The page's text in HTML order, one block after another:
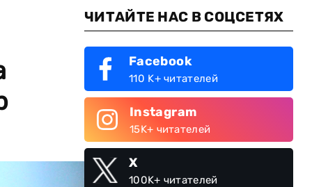
ЧИТАЙТЕ НАС В СОЦСЕТЯХ
Facebook
110 K+ читателей
Instagram
15K+ читателей
X
100K+ читателей